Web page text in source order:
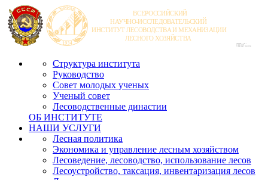
Структура института
Руководство
Совет молодых ученых
Ученый совет
Лесоводственные династии
ОБ ИНСТИТУТЕ
НАШИ УСЛУГИ
Лесная политика
Экономика и управление лесным хозяйством
Лесоведение, лесоводство, использование лесов
Лесоустройство, таксация, инвентаризация лесов